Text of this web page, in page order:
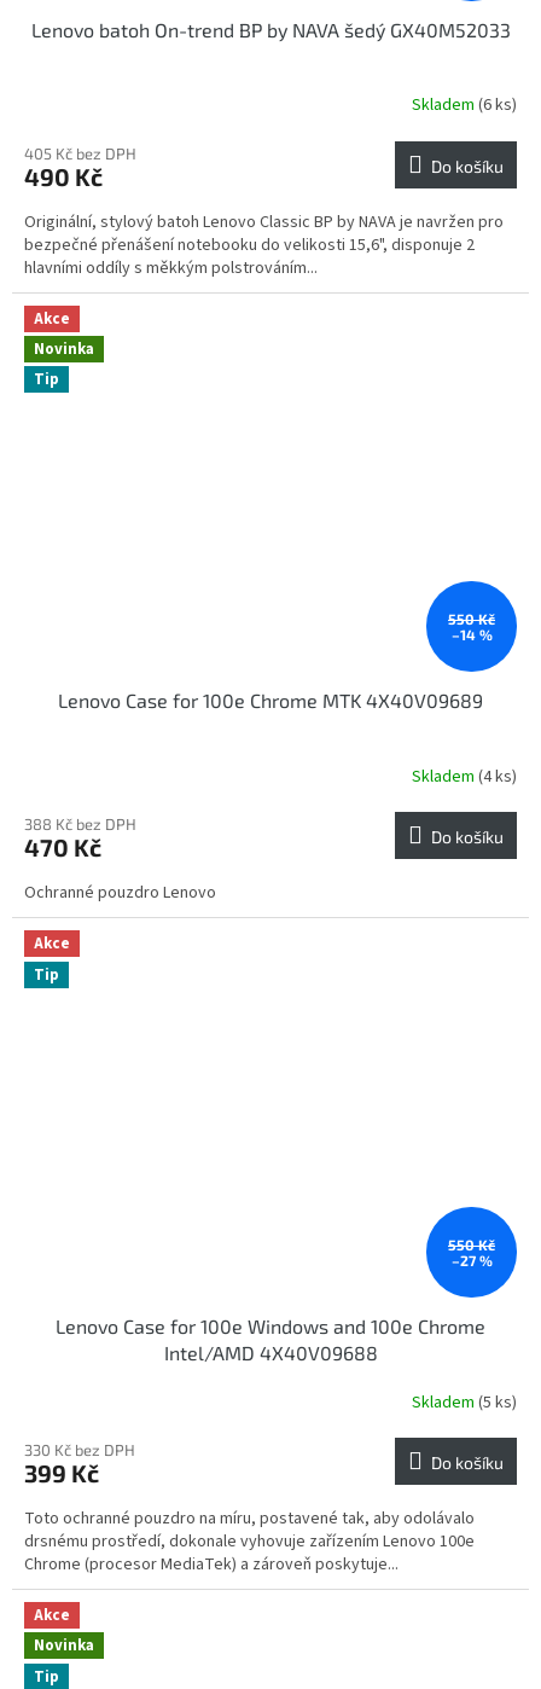
Lenovo batoh On-trend BP by NAVA šedý GX40M52033
Skladem (6 ks)
405 Kč bez DPH
490 Kč Do košíku
Originální, stylový batoh Lenovo Classic BP by NAVA je navržen pro
bezpečné přenášení notebooku do velikosti 15,6", disponuje 2
hlavními oddíly s měkkým polstrováním...
Akce
Novinka
Tip
550 Kč
–14 %
Lenovo Case for 100e Chrome MTK 4X40V09689
Skladem (4 ks)
388 Kč bez DPH
470 Kč Do košíku
Ochranné pouzdro Lenovo
Akce
Tip
550 Kč
–27 %
Lenovo Case for 100e Windows and 100e Chrome
Intel/AMD 4X40V09688
Skladem (5 ks)
330 Kč bez DPH
399 Kč Do košíku
Toto ochranné pouzdro na míru, postavené tak, aby odolávalo
drsnému prostředí, dokonale vyhovuje zařízením Lenovo 100e
Chrome (procesor MediaTek) a zároveň poskytuje...
Akce
Novinka
Tip